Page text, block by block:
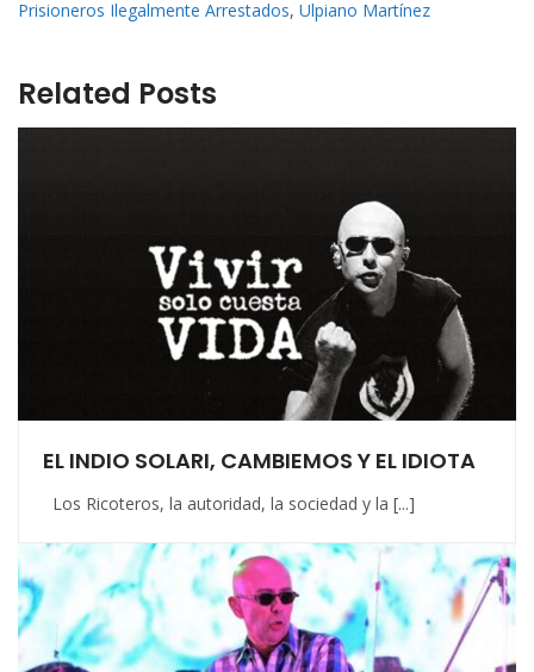
Prisioneros Ilegalmente Arrestados, Ulpiano Martínez
Related Posts
EL INDIO SOLARI, CAMBIEMOS Y EL IDIOTA
Los Ricoteros, la autoridad, la sociedad y la [...]